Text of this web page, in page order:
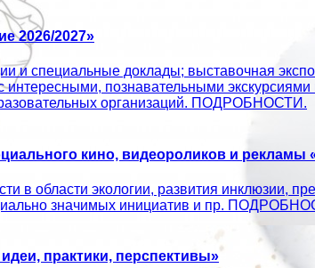
2026/2027»
и специальные доклады; выставочная
интересными, познавательными
организаций. ПОДРОБНОСТИ.
кино, видеороликов и рекламы
в области экологии, развития инклюзии,
значимых инициатив и пр.
практики, перспективы»